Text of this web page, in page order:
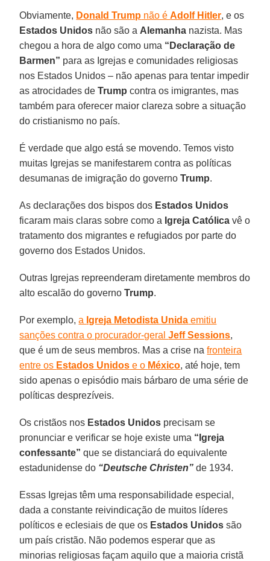
Obviamente, Donald Trump não éAdolf Hitler, e os
Estados Unidos não são a Alemanha nazista. Mas
chegou a hora de algo como uma “Declaração de
Barmen” para as Igrejas e comunidades religiosas
nos Estados Unidos – não apenas para tentar impedir
as atrocidades deTrump contra os imigrantes, mas
também para oferecer maior clareza sobre a situação
do cristianismo no país.
É verdade que algo está se movendo. Temos visto
muitas Igrejas se manifestarem contra as políticas
desumanas de imigração do governoTrump.
As declarações dos bispos dos Estados Unidos
ficaram mais claras sobre como a Igreja Católica vê o
tratamento dos migrantes e refugiados por parte do
governo dos Estados Unidos.
Outras Igrejas repreenderam diretamente membros do
alto escalão do governoTrump.
Por exemplo,a Igreja Metodista Unida emitiu
sanções contra o procurador-geralJeff Sessions,
que é um de seus membros. Mas a crise nafronteira
entre os Estados Unidos e o México, até hoje, tem
sido apenas o episódio mais bárbaro de uma série de
políticas desprezíveis.
Os cristãos nos Estados Unidos precisam se
pronunciar e verificar se hoje existe uma “Igreja
confessante” que se distanciará do equivalente
estadunidense do “Deutsche Christen” de 1934.
Essas Igrejas têm uma responsabilidade especial,
dada a constante reivindicação de muitos líderes
políticos e eclesiais de que os Estados Unidos são
um país cristão. Não podemos esperar que as
minorias religiosas façam aquilo que a maioria cristã